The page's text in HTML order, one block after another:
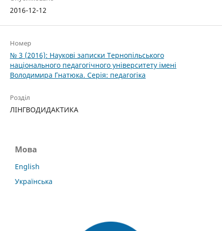
2016-12-12
Номер
№ 3 (2016): Наукові записки Тернопільського
національного педагогічного університету імені
Володимира Гнатюка. Серія: педагогіка
Розділ
ЛІНГВОДИДАКТИКА
Мова
English
Українська